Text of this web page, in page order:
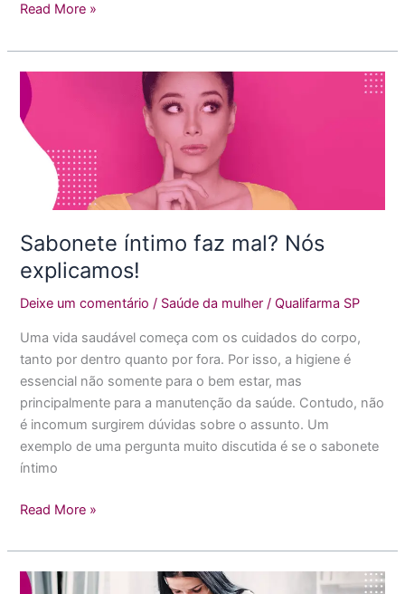
Read More »
Sabonete íntimo faz mal? Nós
explicamos!
Deixe um comentário / Saúde da mulher /Qualifarma SP
Uma vida saudável começa com os cuidados do corpo,
tanto por dentro quanto por fora. Por isso, a higiene é
essencial não somente para o bem estar, mas
principalmente para a manutenção da saúde. Contudo, não
é incomum surgirem dúvidas sobre o assunto. Um
exemplo de uma pergunta muito discutida é se o sabonete
íntimo
Sabonete
íntimo
faz
mal?
explicamos!
Read More »
Como